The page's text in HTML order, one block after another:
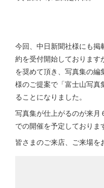
今回、中日新聞社様にも
約を受付開始しておりま
を奨めて頂き、写真集の
様のご提案で「富士山写真
ることになりました。
写真集が仕上がるのが来月
での開催を予定しておりま
皆さまのご来店、ご来場を